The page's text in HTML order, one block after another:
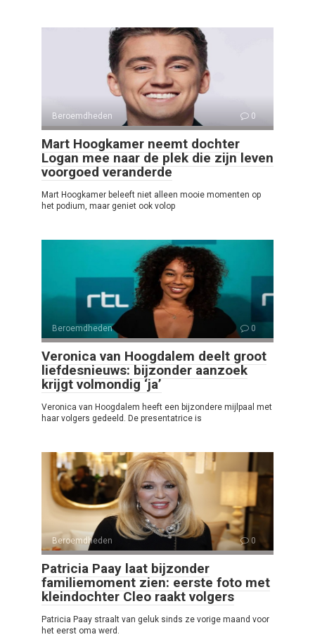
Beroemdheden 0
Mart Hoogkamer neemt dochter
Logan mee naar de plek die zijn leven
voorgoed veranderde
Mart Hoogkamer beleeft niet alleen mooie momenten op
het podium, maar geniet ook volop
Beroemdheden 0
Veronica van Hoogdalem deelt groot
liefdesnieuws: bijzonder aanzoek
krijgt volmondig ‘ja’
Veronica van Hoogdalem heeft een bijzondere mijlpaal met
haar volgers gedeeld. De presentatrice is
Beroemdheden 0
Patricia Paay laat bijzonder
familiemoment zien: eerste foto met
kleindochter Cleo raakt volgers
Patricia Paay straalt van geluk sinds ze vorige maand voor
het eerst oma werd.